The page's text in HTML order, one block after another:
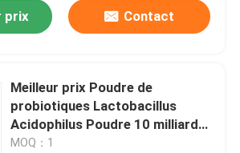
prix Contact
Meilleur prix Poudre de
probiotiques Lactobacillus
Acidophilus Poudre 10 milliards
d'UFC/g
MOQ：1